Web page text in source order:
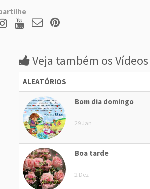
Veja também os Vídeos
ALEATÓRIOS
Bom dia domingo
29 Jan
Boa tarde
2 Dez